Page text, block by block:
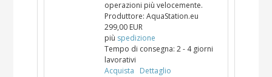
operazioni più velocemente.
Produttore: AquaStation.eu
299,00 EUR
più spedizione
Tempo di consegna: 2 - 4 giorni
lavorativi
Acquista
Dettaglio